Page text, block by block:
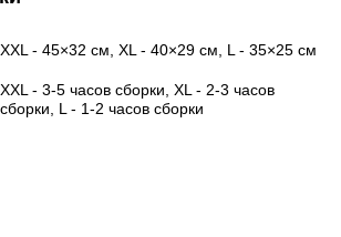
XXL - 45×32 см, XL - 40×29 см, L - 35×25 см
XXL - 3-5 часов сборки, XL - 2-3 часов
сборки, L - 1-2 часов сборки